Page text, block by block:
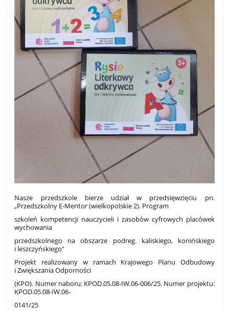
Nasze przedszkole bierze udział w przedsięwzięciu pn.
„Przedszkolny E-Mentor (wielkopolskie 2). Program
szkoleń kompetencji nauczycieli i zasobów cyfrowych placówek
wychowania
przedszkolnego na obszarze podreg. kaliskiego, konińskiego
i leszczyńskiego”
Projekt realizowany w ramach Krajowego Planu Odbudowy
i Zwiększania Odporności
(KPO). Numer naboru: KPOD.05.08-IW.06-006/25. Numer projektu:
KPOD.05.08-IW.06-
0141/25